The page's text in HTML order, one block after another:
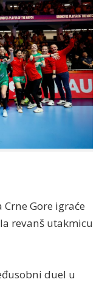
Gore igraće
revanš utakmicu
duel u